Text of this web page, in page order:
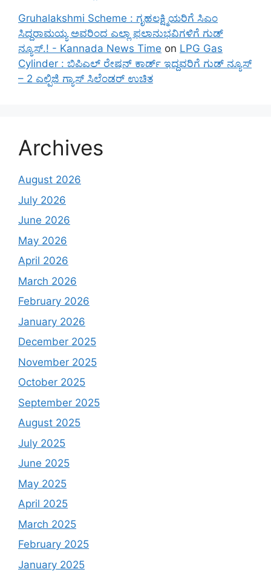
Gruhalakshmi Scheme : ಗೃಹಲಕ್ಷ್ಮಿಯರಿಗೆ ಸಿಎಂ
ಸಿದ್ದರಾಮಯ್ಯ ಅವರಿಂದ ಎಲ್ಲಾ ಫಲಾನುಭವಿಗಳಿಗೆ ಗುಡ್
ನ್ಯೂಸ್.! - Kannada News Time on LPG Gas
Cylinder : ಬಿಪಿಎಲ್ ರೇಷನ್ ಕಾರ್ಡ್ ಇದ್ದವರಿಗೆ ಗುಡ್ ನ್ಯೂಸ್
– 2 ಎಲ್ಪಿಜಿ ಗ್ಯಾಸ್ ಸಿಲೆಂಡರ್ ಉಚಿತ
Archives
August 2026
July 2026
June 2026
May 2026
April 2026
March 2026
February 2026
January 2026
December 2025
November 2025
October 2025
September 2025
August 2025
July 2025
June 2025
May 2025
April 2025
March 2025
February 2025
January 2025